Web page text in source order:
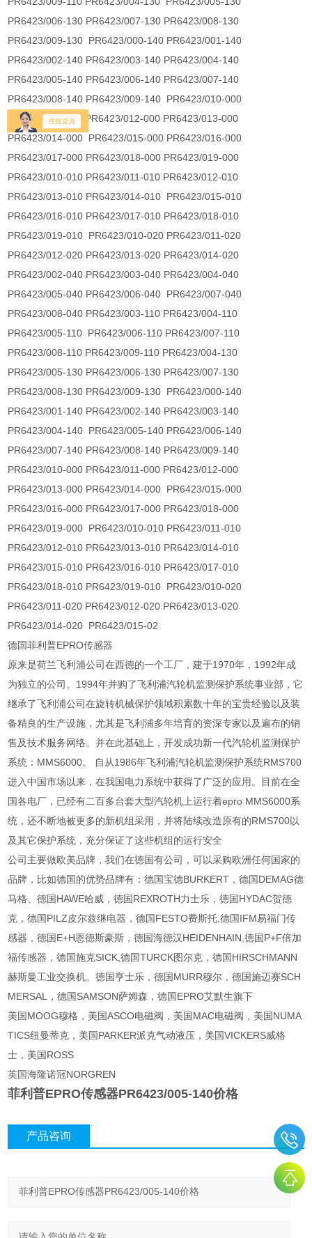
PR6423/006-130 PR6423/007-130 PR6423/008-130
PR6423/009-130 PR6423/000-140 PR6423/001-140
PR6423/002-140 PR6423/003-140 PR6423/004-140
PR6423/005-140 PR6423/006-140 PR6423/007-140
PR6423/008-140 PR6423/009-140 PR6423/010-000
PR6423/011-000 PR6423/012-000 PR6423/013-000
PR6423/014-000 PR6423/015-000 PR6423/016-000
PR6423/017-000 PR6423/018-000 PR6423/019-000
PR6423/010-010 PR6423/011-010 PR6423/012-010
PR6423/013-010 PR6423/014-010 PR6423/015-010
PR6423/016-010 PR6423/017-010 PR6423/018-010
PR6423/019-010 PR6423/010-020 PR6423/011-020
PR6423/012-020 PR6423/013-020 PR6423/014-020
PR6423/002-040 PR6423/003-040 PR6423/004-040
PR6423/005-040 PR6423/006-040 PR6423/007-040
PR6423/008-040 PR6423/003-110 PR6423/004-110
PR6423/005-110 PR6423/006-110 PR6423/007-110
PR6423/008-110 PR6423/009-110 PR6423/004-130
PR6423/005-130 PR6423/006-130 PR6423/007-130
PR6423/008-130 PR6423/009-130 PR6423/000-140
PR6423/001-140 PR6423/002-140 PR6423/003-140
PR6423/004-140 PR6423/005-140 PR6423/006-140
PR6423/007-140 PR6423/008-140 PR6423/009-140
PR6423/010-000 PR6423/011-000 PR6423/012-000
PR6423/013-000 PR6423/014-000 PR6423/015-000
PR6423/016-000 PR6423/017-000 PR6423/018-000
PR6423/019-000 PR6423/010-010 PR6423/011-010
PR6423/012-010 PR6423/013-010 PR6423/014-010
PR6423/015-010 PR6423/016-010 PR6423/017-010
PR6423/018-010 PR6423/019-010 PR6423/010-020
PR6423/011-020 PR6423/012-020 PR6423/013-020
PR6423/014-020 PR6423/015-02
德国菲利普EPRO传感器
原来是荷兰飞利浦公司在西德的一个工厂，建于1970年，1992年成
为独立的公司。1994年并购了飞利浦汽轮机监测保护系统事业部，它
继承了飞利浦公司在旋转机械保护领域积累数十年的宝贵经验以及装
备精良的生产设施，尤其是飞利浦多年培育的资深专家以及遍布的销
售及技术服务网络。并在此基础上，开发成功新一代汽轮机监测保护
系统：MMS6000。 自从1986年飞利浦汽轮机监测保护系统RMS700
进入中国市场以来，在我国电力系统中获得了广泛的应用。目前在全
国各电厂，已经有二百多台套大型汽轮机上运行着epro MMS6000系
统，还不断地被更多的新机组采用，并将陆续改造原有的RMS700以
及其它保护系统，充分保证了这些机组的运行安全
公司主要做欧美品牌，我们在德国有公司，可以采购欧洲任何国家的
品牌，比如德国的优势品牌有：德国宝德BURKERT，德国DEMAG德
马格、德国HAWE哈威，德国REXROTH力士乐，德国HYDAC贺德
克，德国PILZ皮尔兹继电器，德国FESTO费斯托,德国IFM易福门传
感器，德国E+H恩德斯豪斯，德国海德汉HEIDENHAIN,德国P+F倍加
福传感器，德国施克SICK,德国TURCK图尔克，德国HIRSCHMANN
赫斯曼工业交换机。德国亨士乐，德国MURR穆尔，德国施迈赛SCH
MERSAL，德国SAMSON萨姆森，德国EPRO艾默生旗下
美国MOOG穆格，美国ASCO电磁阀，美国MAC电磁阀，美国NUMA
TICS纽曼蒂克，美国PARKER派克气动液压，美国VICKERS威格
士，美国ROSS
英国海隆诺冠NORGREN
菲利普EPRO传感器PR6423/005-140价格
产品咨询